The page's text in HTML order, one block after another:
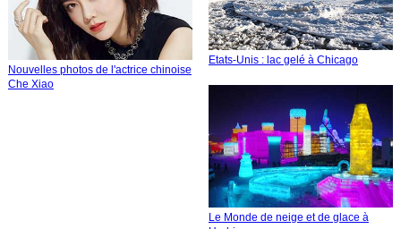
Nouvelles photos de l'actrice chinoise
Che Xiao
Etats-Unis : lac gelé à Chicago
Le Monde de neige et de glace à